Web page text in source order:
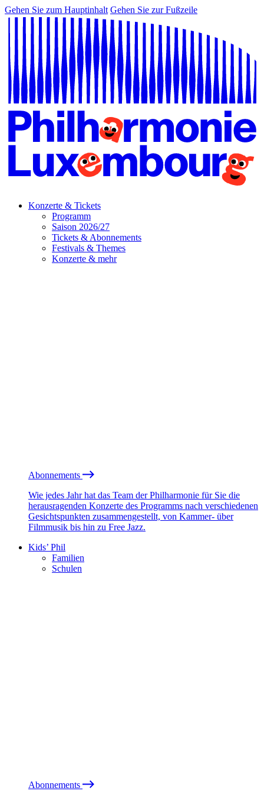
Gehen Sie zum Hauptinhalt Gehen Sie zur Fußzeile
Konzerte & Tickets
Programm
Saison 2026/27
Tickets & Abonnements
Festivals & Themes
Konzerte & mehr
Abonnements
Wie jedes Jahr hat das Team der Philharmonie für Sie die
herausragenden Konzerte des Programms nach verschiedenen
Gesichtspunkten zusammengestellt, von Kammer- über
Filmmusik bis hin zu Free Jazz.
Kids’ Phil
Familien
Schulen
Abonnements